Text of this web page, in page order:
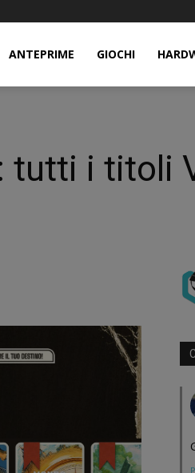
ANTEPRIME GIOCHI
tutti i titoli